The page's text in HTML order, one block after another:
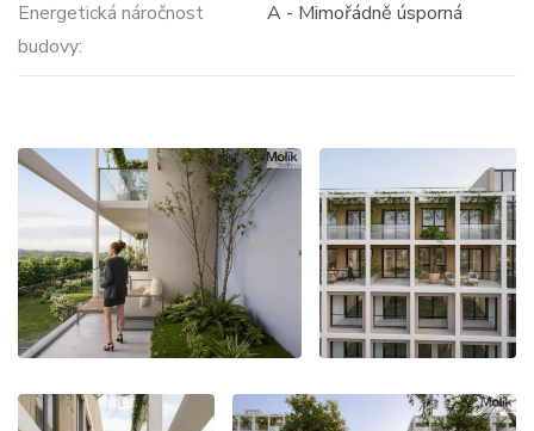
Energetická náročnost
budovy:
A - Mimořádně úsporná